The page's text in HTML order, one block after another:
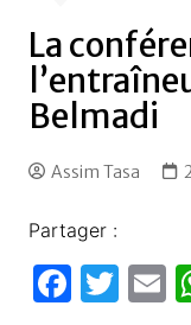
La
Belmadi
Assim Tasa
Partager :
F T E